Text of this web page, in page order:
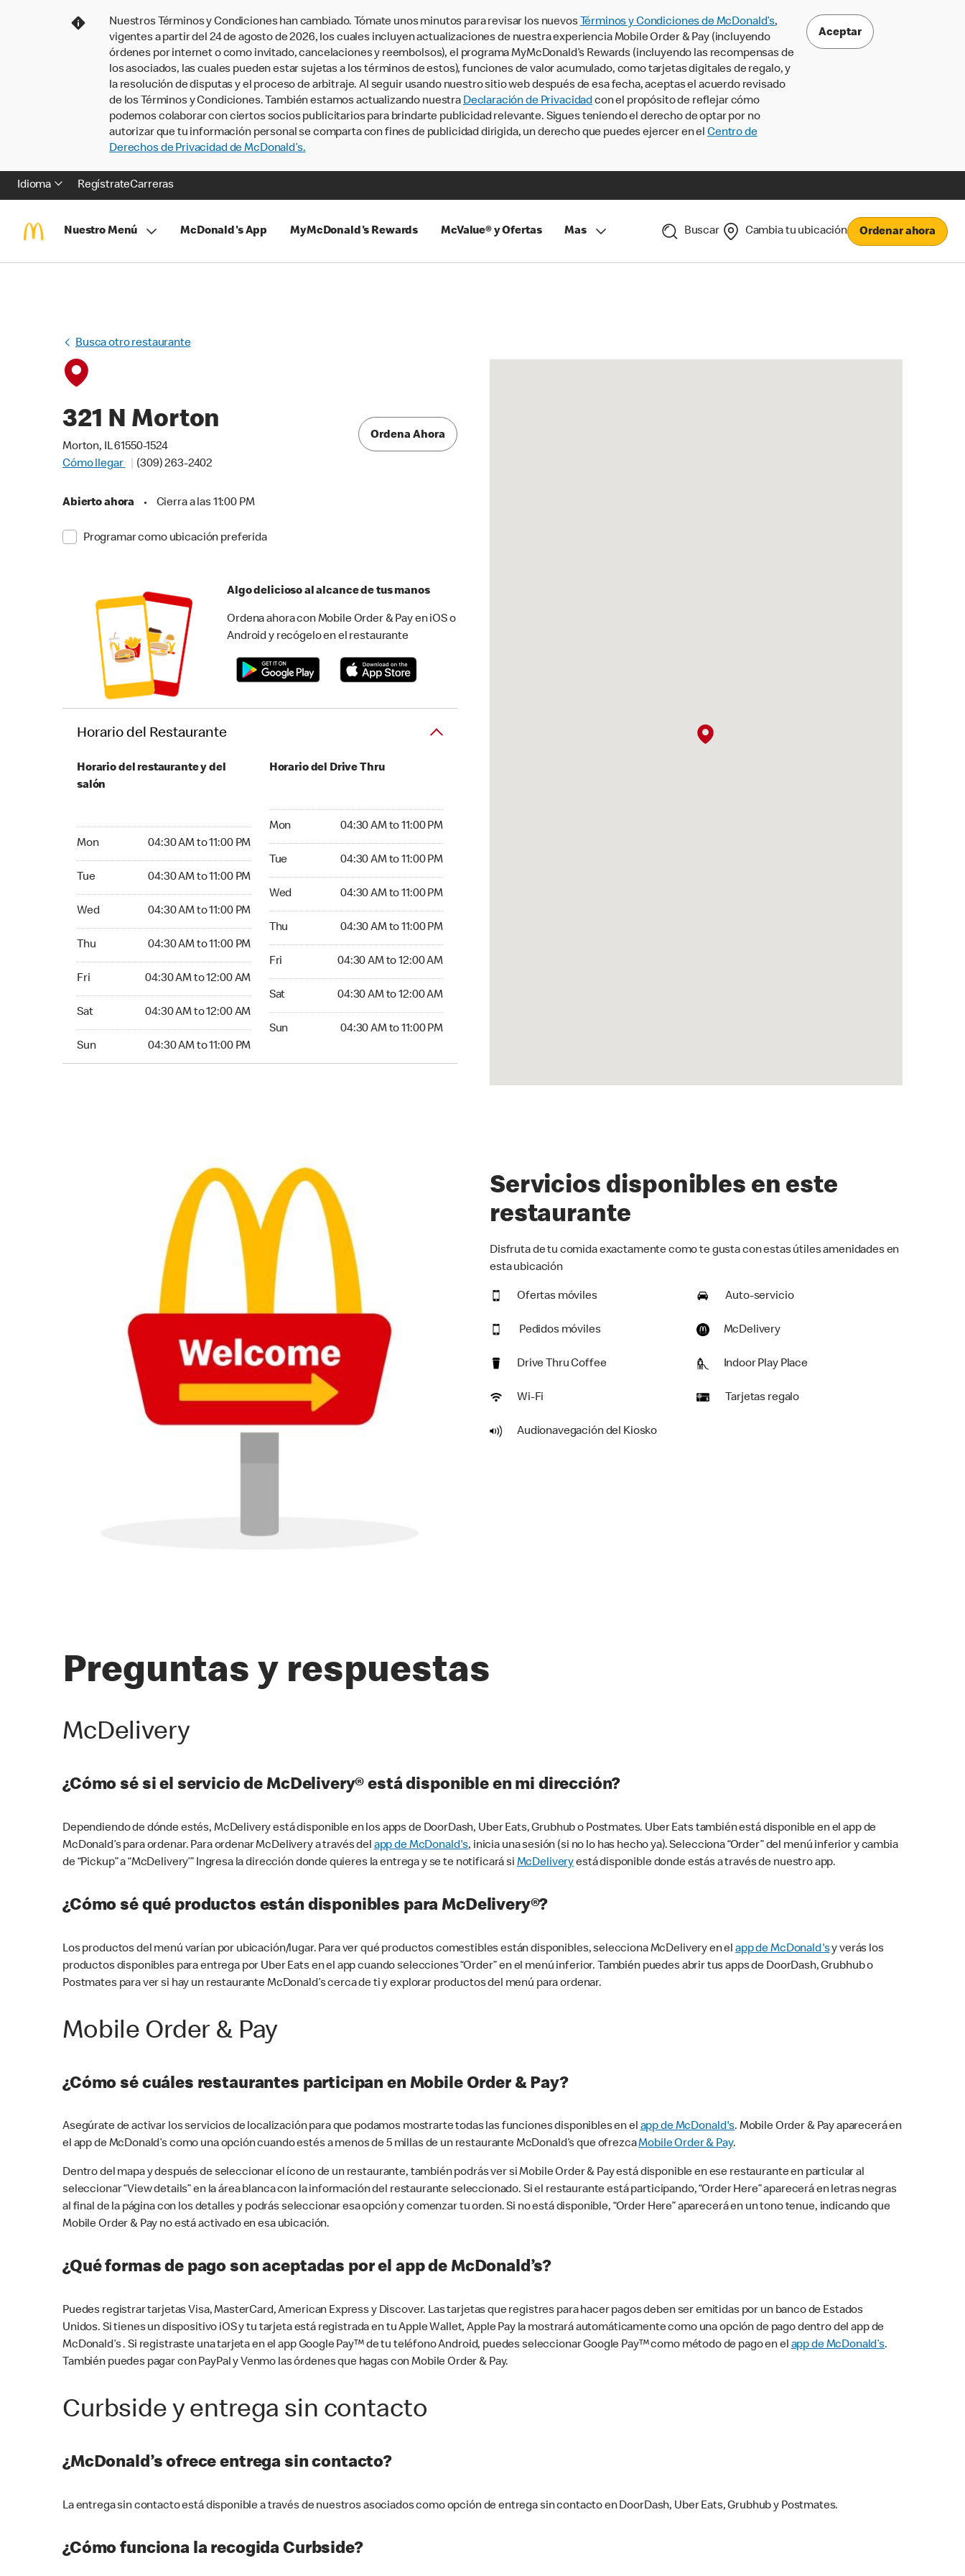
Nuestros Términos y Condiciones han cambiado. Tómate unos minutos para revisar los nuevos Términos y Condiciones de McDonald’s,
vigentes a partir del 24 de agosto de 2026, los cuales incluyen actualizaciones de nuestra experiencia Mobile Order & Pay (incluyendo
órdenes por internet o como invitado, cancelaciones y reembolsos), el programa MyMcDonald’s Rewards (incluyendo las recompensas de
los asociados, las cuales pueden estar sujetas a los términos de estos), funciones de valor acumulado, como tarjetas digitales de regalo, y
la resolución de disputas y el proceso de arbitraje. Al seguir usando nuestro sitio web después de esa fecha, aceptas el acuerdo revisado
de los Términos y Condiciones. También estamos actualizando nuestra Declaración de Privacidadcon el propósito de reflejar cómo
podemos colaborar con ciertos socios publicitarios para brindarte publicidad relevante. Sigues teniendo el derecho de optar por no
autorizar que tu información personal se comparta con fines de publicidad dirigida, un derecho que puedes ejercer en el Centro de
Derechos de Privacidad de McDonald’s.
Aceptar
Idioma RegístrateCarreras
Nuestro Menú McDonald's App MyMcDonald's Rewards McValue® y Ofertas Mas Buscar Cambia tu ubicación Ordenar ahora
Busca otro restaurante
321 N Morton
Morton, IL 61550-1524
Cómo llegar
(309) 263-2402
Abierto ahora • Cierra a las 11:00 PM
Programar como ubicación preferida
Ordena Ahora
Algo delicioso al alcance de tus manos
Ordena ahora con Mobile Order & Pay en iOS o
Android y recógelo en el restaurante
Horario del Restaurante
Horario del restaurante y del
salón
Mon 04:30 AM to 11:00 PM
Tue 04:30 AM to 11:00 PM
Wed 04:30 AM to 11:00 PM
Thu 04:30 AM to 11:00 PM
Fri 04:30 AM to 12:00 AM
Sat 04:30 AM to 12:00 AM
Sun 04:30 AM to 11:00 PM
Horario del Drive Thru
Mon 04:30 AM to 11:00 PM
Tue 04:30 AM to 11:00 PM
Wed 04:30 AM to 11:00 PM
Thu 04:30 AM to 11:00 PM
Fri 04:30 AM to 12:00 AM
Sat 04:30 AM to 12:00 AM
Sun 04:30 AM to 11:00 PM
Servicios disponibles en este
restaurante
Disfruta de tu comida exactamente como te gusta con estas útiles amenidades en
esta ubicación
Ofertas móviles Auto-servicio
Pedidos móviles McDelivery
Drive Thru Coffee Indoor Play Place
Wi-Fi Tarjetas regalo
Audionavegación del Kiosko
Preguntas y respuestas
McDelivery
¿Cómo sé si el servicio de McDelivery® está disponible en mi dirección?
Dependiendo de dónde estés, McDelivery está disponible en los apps de DoorDash, Uber Eats, Grubhub o Postmates. Uber Eats también está disponible en el app de
McDonald’s para ordenar. Para ordenar McDelivery a través del app de McDonald's, inicia una sesión (si no lo has hecho ya). Selecciona “Order” del menú inferior y cambia
de “Pickup” a “McDelivery’” Ingresa la dirección donde quieres la entrega y se te notificará si McDeliveryestá disponible donde estás a través de nuestro app.
¿Cómo sé qué productos están disponibles para McDelivery®?
Los productos del menú varían por ubicación/lugar. Para ver qué productos comestibles están disponibles, selecciona McDelivery en elapp de McDonald'sy verás los
productos disponibles para entrega por Uber Eats en el app cuando selecciones “Order” en el menú inferior. También puedes abrir tus apps de DoorDash, Grubhub o
Postmates para ver si hay un restaurante McDonald’s cerca de ti y explorar productos del menú para ordenar.
Mobile Order & Pay
¿Cómo sé cuáles restaurantes participan en Mobile Order & Pay?
Asegúrate de activar los servicios de localización para que podamos mostrarte todas las funciones disponibles en elapp de McDonald's. Mobile Order & Pay aparecerá en
el app de McDonald’s como una opción cuando estés a menos de 5 millas de un restaurante McDonald’s que ofrezcaMobile Order & Pay.
Dentro del mapa y después de seleccionar el ícono de un restaurante, también podrás ver si Mobile Order & Pay está disponible en ese restaurante en particular al
seleccionar “View details” en la área blanca con la información del restaurante seleccionado. Si el restaurante está participando, “Order Here” aparecerá en letras negras
al final de la página con los detalles y podrás seleccionar esa opción y comenzar tu orden. Si no está disponible, “Order Here” aparecerá en un tono tenue, indicando que
Mobile Order & Pay no está activado en esa ubicación.
¿Qué formas de pago son aceptadas por el app de McDonald’s?
Puedes registrar tarjetas Visa, MasterCard, American Express y Discover. Las tarjetas que registres para hacer pagos deben ser emitidas por un banco de Estados
Unidos. Si tienes un dispositivo iOS y tu tarjeta está registrada en tu Apple Wallet, Apple Pay la mostrará automáticamente como una opción de pago dentro del app de
McDonald’s . Si registraste una tarjeta en el app Google Pay™ de tu teléfono Android, puedes seleccionar Google Pay™ como método de pago en elapp de McDonald’s.
También puedes pagar con PayPal y Venmo las órdenes que hagas con Mobile Order & Pay.
Curbside y entrega sin contacto
¿McDonald’s ofrece entrega sin contacto?
La entrega sin contacto está disponible a través de nuestros asociados como opción de entrega sin contacto en DoorDash, Uber Eats, Grubhub y Postmates.
¿Cómo funciona la recogida Curbside?